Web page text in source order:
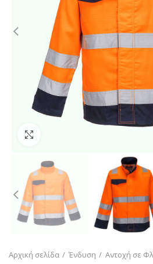
Αρχική σελίδα Ένδυση Αντοχή σε